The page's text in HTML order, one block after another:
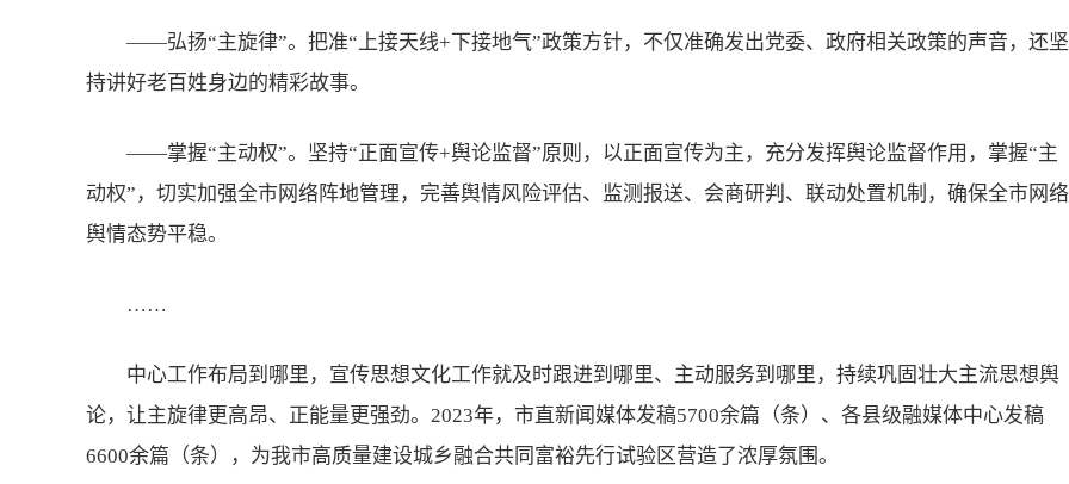
——弘扬“主旋律”。把准“上接天线+下接地气”政策方针，不仅准确发出党委、政府相关政策的声音，还坚
持讲好老百姓身边的精彩故事。
——掌握“主动权”。坚持“正面宣传+舆论监督”原则，以正面宣传为主，充分发挥舆论监督作用，掌握“主
动权”，切实加强全市网络阵地管理，完善舆情风险评估、监测报送、会商研判、联动处置机制，确保全市网络
舆情态势平稳。
……
中心工作布局到哪里，宣传思想文化工作就及时跟进到哪里、主动服务到哪里，持续巩固壮大主流思想舆
论，让主旋律更高昂、正能量更强劲。2023年，市直新闻媒体发稿5700余篇（条）、各县级融媒体中心发稿
6600余篇（条），为我市高质量建设城乡融合共同富裕先行试验区营造了浓厚氛围。